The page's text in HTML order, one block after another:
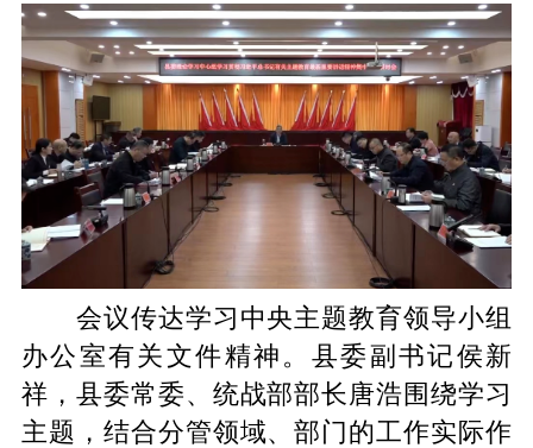
会议传达学习中央主题教育领导小组
办公室有关文件精神。县委副书记侯新
祥，县委常委、统战部部长唐浩围绕学习
主题，结合分管领域、部门的工作实际作